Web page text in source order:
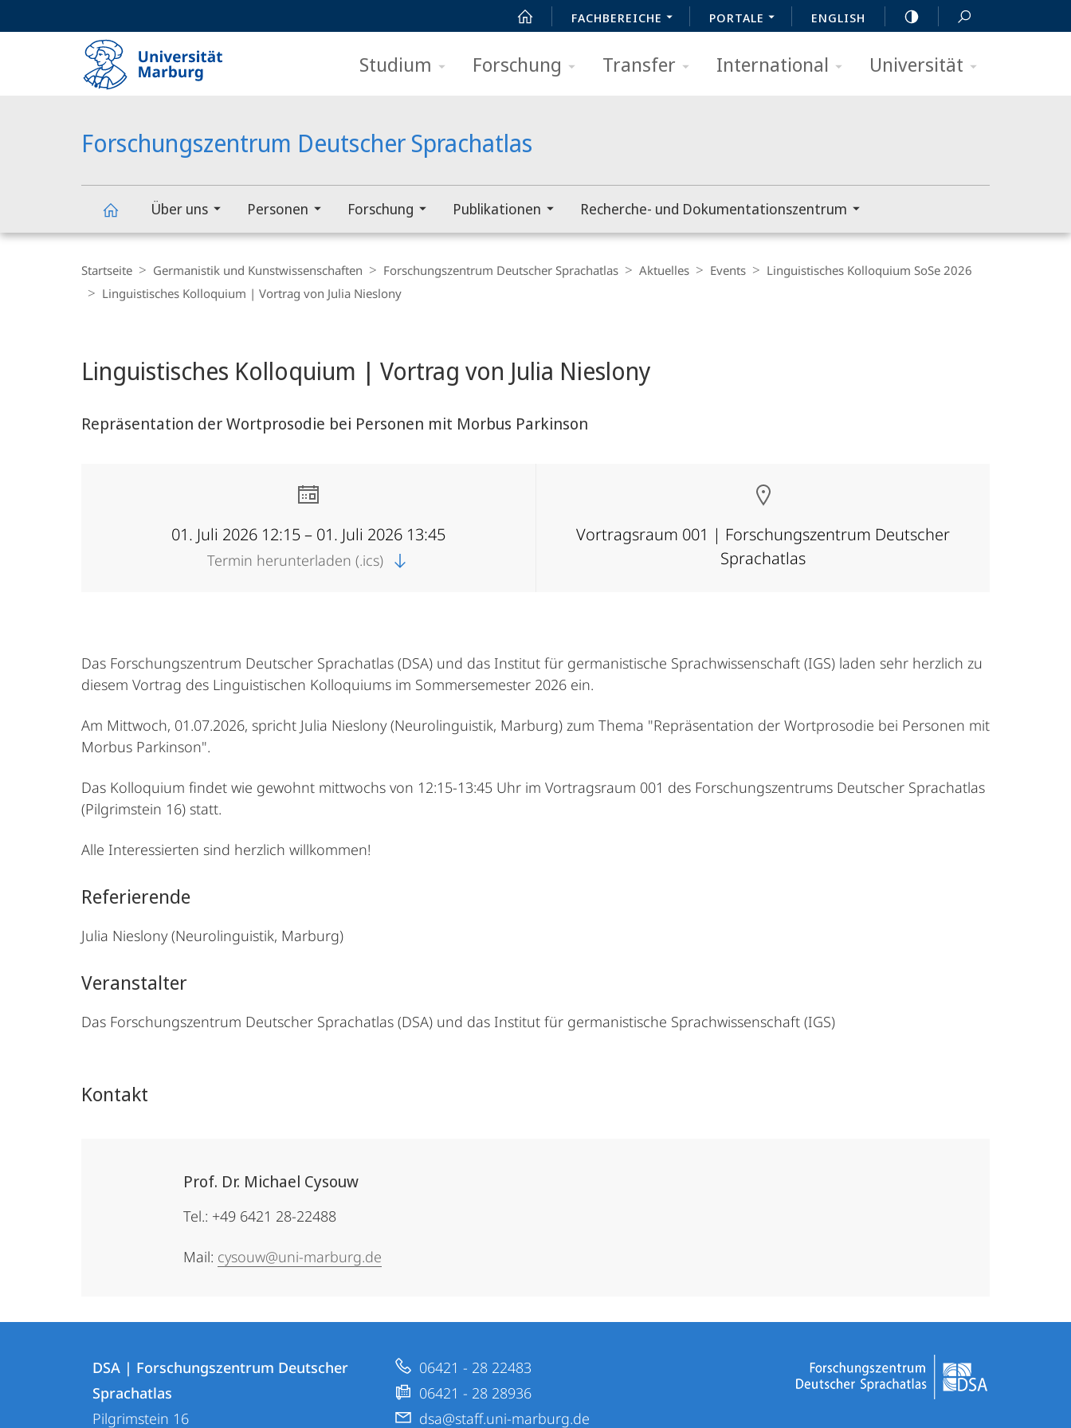
FACHBEREICHE PORTALE ENGLISH
Studium Forschung Transfer International Universität
Forschungszentrum Deutscher Sprachatlas
Deutscher
Über uns Personen Forschung Publikationen Recherche- und Dokumentationszentrum
Navigation
Startseite Germanistik und Kunstwissenschaften Forschungszentrum Deutscher Sprachatlas Aktuelles Events
Linguistisches Kolloquium SoSe 2026
Linguistisches Kolloquium | Vortrag von Julia Nieslony
Linguistisches Kolloquium | Vortrag von Julia Nieslony
Repräsentation der Wortprosodie bei Personen mit Morbus Parkinson
01. Juli 2026 12:15 – 01. Juli 2026 13:45
Termin herunterladen (.ics)
Vortragsraum 001 | Forschungszentrum Deutscher
Sprachatlas
Das Forschungszentrum Deutscher Sprachatlas (DSA) und das Institut für germanistische Sprachwissenschaft (IGS) laden sehr herzlich zu
diesem Vortrag des Linguistischen Kolloquiums im Sommersemester 2026 ein.
Am Mittwoch, 01.07.2026, spricht Julia Nieslony (Neurolinguistik, Marburg) zum Thema "Repräsentation der Wortprosodie bei Personen mit
Morbus Parkinson".
Das Kolloquium findet wie gewohnt mittwochs von 12:15-13:45 Uhr im Vortragsraum 001 des Forschungszentrums Deutscher Sprachatlas
(Pilgrimstein 16) statt.
Alle Interessierten sind herzlich willkommen!
Referierende
Julia Nieslony (Neurolinguistik, Marburg)
Veranstalter
Das Forschungszentrum Deutscher Sprachatlas (DSA) und das Institut für germanistische Sprachwissenschaft (IGS)
Kontakt
Prof. Dr. Michael Cysouw
Tel.: +49 6421 28-22488
Mail: cysouw@uni-marburg.de
Informationen
Kontaktinformationen
DSA
|
DSA | Forschungszentrum Deutscher
Sprachatlas
Pilgrimstein 16
06421 - 28 22483
06421 - 28 28936
dsa@staff.uni-marburg.de